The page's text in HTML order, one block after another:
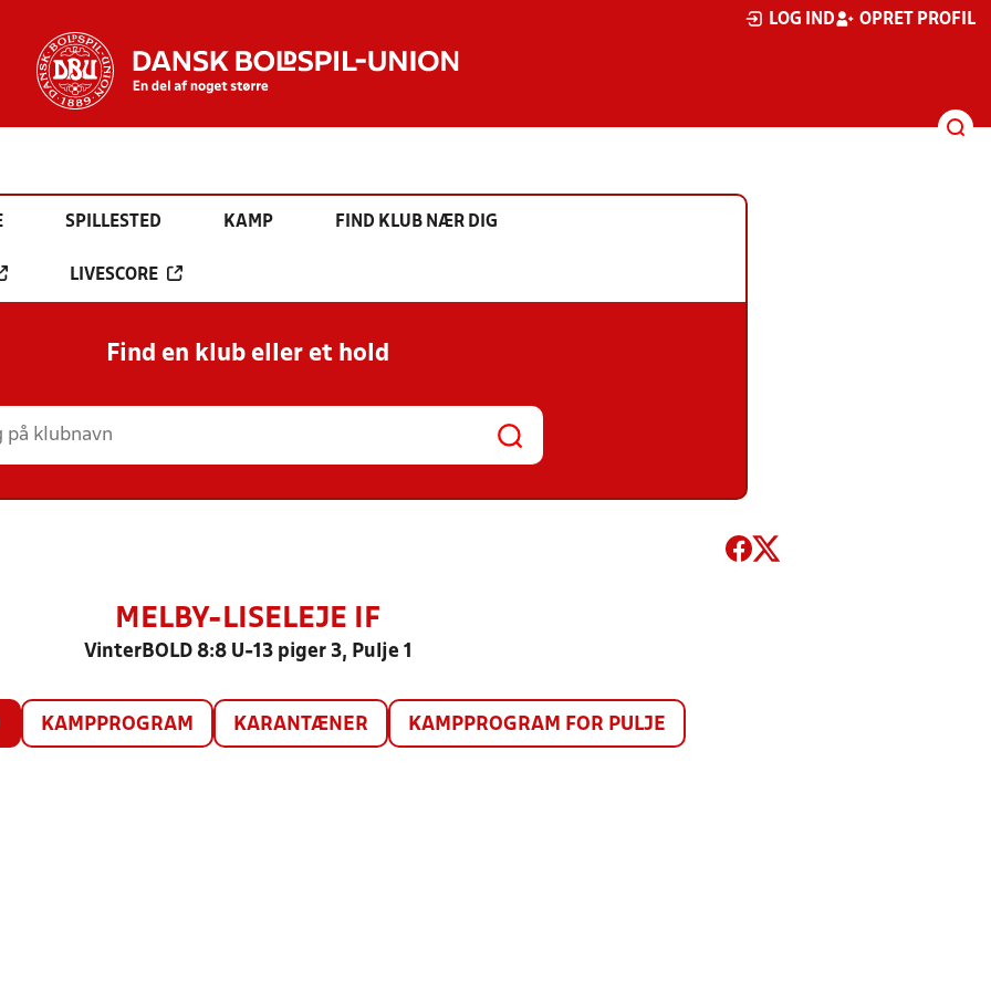
LOG IND OPRET PROFIL
SPILLESTED KAMP FIND KLUB NÆR DIG
LIVESCORE
Find en klub eller et hold
MELBY-LISELEJE IF
VinterBOLD 8:8 U-13 piger 3, Pulje 1
KAMPPROGRAM KARANTÆNER KAMPPROGRAM FOR PULJE